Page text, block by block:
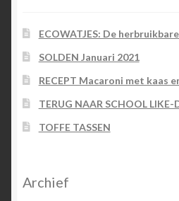
ECOWATJES: De
SOLDEN Januari 2021
RECEPT Macaroni met kaas
TERUG NAAR SCHOOL
TOFFE TASSEN
Archief